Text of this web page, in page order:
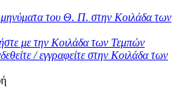
του Θ. Π. στην Κοιλάδα των
με την Κοιλάδα των Τεμπών
/ εγγραφείτε στην Κοιλάδα των